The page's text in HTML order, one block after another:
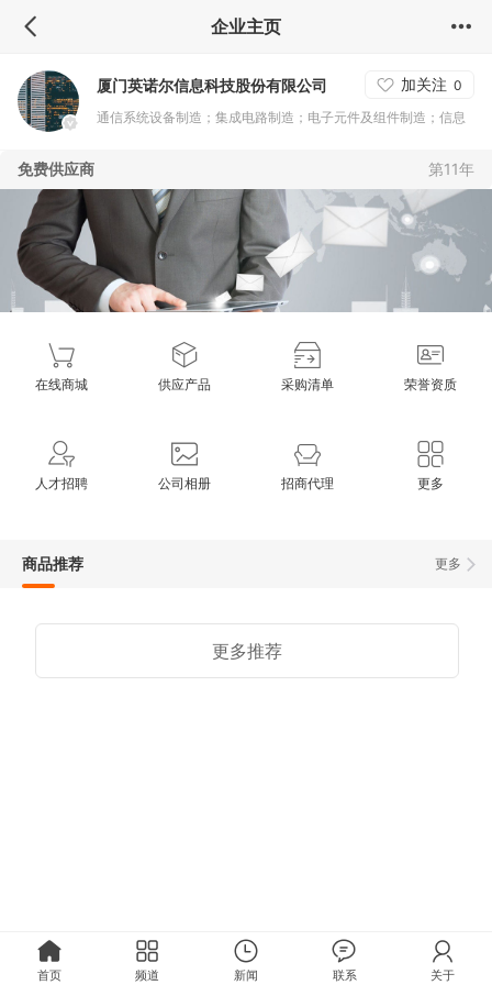
企业主页
厦门英诺尔信息科技股份有限公司 加关注 0
通信系统设备制造；集成电路制造；电子元件及组件制造；信息
服务；其他未列明信息技术服务业（不含需经许可审批的项
目）；其他计算机制造；通信终端设备制造；计算机外围设备制
造；广播电视接收设备及器材制造；光电子器件及其他电子器件
制造；经营各类商品和技术的进出口（不另附进出口商品目
录），但国家限定公司经营或禁止进出口的商品及技术除外；软
件开发；其他互联网服务（不含需经许可审批的项目）；其他合
成纤维制造（不含需经许可审批的项目）。
免费供应商 第11年
在线商城 供应产品 采购清单 荣誉资质
人才招聘 公司相册 招商代理 更多
更多
商品推荐
更多推荐
首页 频道 新闻 联系 关于